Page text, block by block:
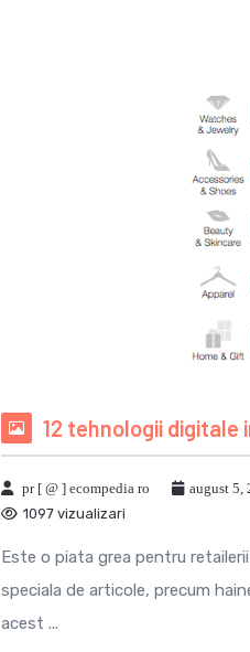
12 tehnologii
pr [ @ ] ecompedia ro august 5,
1097 vizualizari
Este o piata grea pentru
speciala de articole, precum
acest ...